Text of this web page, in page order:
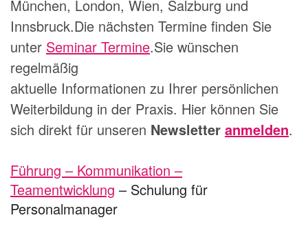
München, London, Wien, Salzburg und
Innsbruck.Die nächsten Termine finden Sie
unter Seminar Termine.Sie wünschen
regelmäßig
aktuelle Informationen zu Ihrer persönlichen
Weiterbildung in der Praxis. Hier können Sie
sich direkt für unseren Newsletter anmelden.
Führung – Kommunikation –
Teamentwicklung – Schulung für
Personalmanager